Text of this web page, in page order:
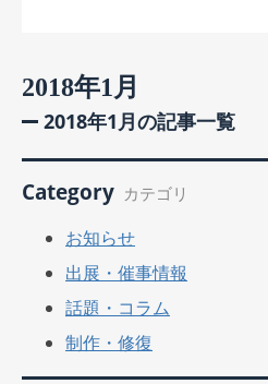
2018年1月
2018年1月の記事一覧
Category カテゴリ
お知らせ
出展・催事情報
話題・コラム
制作・修復